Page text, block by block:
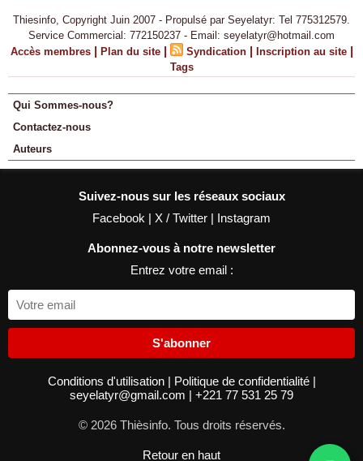
Thiesinfo, Copyright Juin 2007 - Propulsé par Seyelatyr: Tel 775312579.
Service Commercial: 772150237 - Email: seyelatyr@hotmail.com
Accès membres | Plan du site | Syndication | Inscription au site |
Tags
Qui Sommes-nous?
Contactez-nous
Auteurs
Suivez-nous sur les réseaux sociaux
Facebook | X / Twitter | Instagram
Abonnez-vous à notre newsletter
Entrez votre email :
S'abonner
Conditions d'utilisation | Politique de confidentialité |
seyelatyr@gmail.com | +221 77 531 25 79
© 2026 Thièsinfo. Tous droits réservés.
Retour en haut